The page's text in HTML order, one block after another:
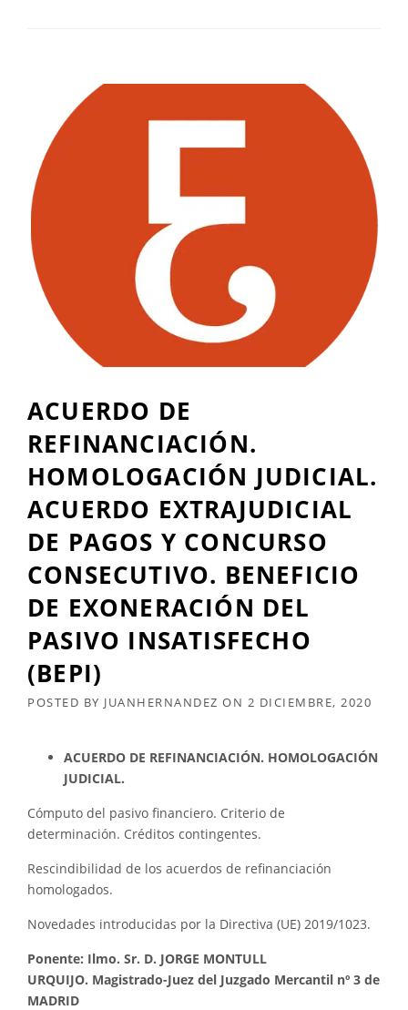
ACUERDO DE
REFINANCIACIÓN.
HOMOLOGACIÓN JUDICIAL.
ACUERDO EXTRAJUDICIAL
DE PAGOS Y CONCURSO
CONSECUTIVO. BENEFICIO
DE EXONERACIÓN DEL
PASIVO INSATISFECHO
(BEPI)
POSTED BY JUANHERNANDEZ ON 2 DICIEMBRE, 2020
ACUERDO DE REFINANCIACIÓN. HOMOLOGACIÓN
JUDICIAL.
Cómputo del pasivo financiero. Criterio de
determinación. Créditos contingentes.
Rescindibilidad de los acuerdos de refinanciación
homologados.
Novedades introducidas por la Directiva (UE) 2019/1023.
Ponente: Ilmo. Sr. D. JORGE MONTULL
URQUIJO. Magistrado-Juez del Juzgado Mercantil nº 3 de
MADRID